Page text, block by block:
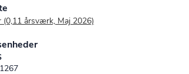
(0,11 årsværk, Maj 2026)